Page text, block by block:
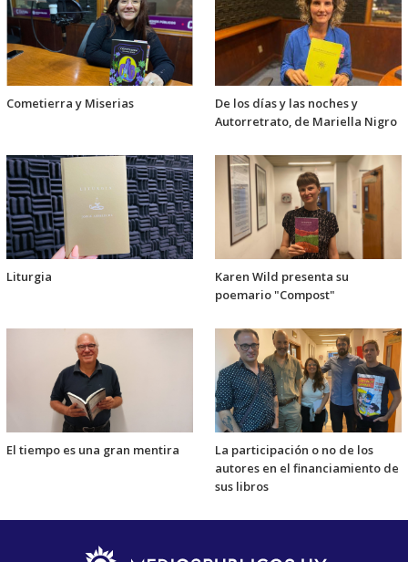
Cometierra y Miserias
De los días y las noches y
Autorretrato, de Mariella Nigro
Liturgia
Karen Wild presenta su
poemario "Compost"
El tiempo es una gran mentira
La participación o no de los
autores en el financiamiento de
sus libros